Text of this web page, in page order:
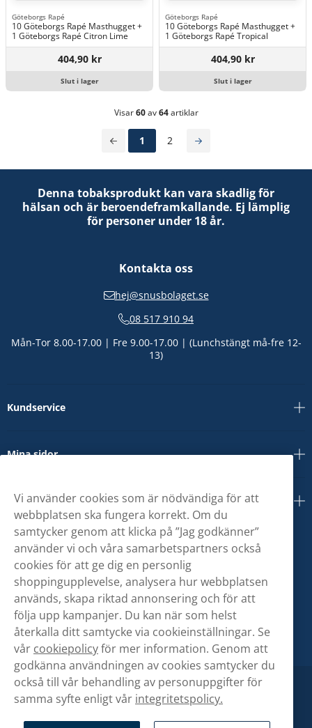
Göteborgs Rapé
10 Göteborgs Rapé Masthugget +
1 Göteborgs Rapé Citron Lime
404,90 kr
Slut i lager
Göteborgs Rapé
10 Göteborgs Rapé Masthugget +
1 Göteborgs Rapé Tropical
404,90 kr
Slut i lager
Visar60av64artiklar
1 2
Denna tobaksprodukt kan vara skadlig för
hälsan och är beroendeframkallande. Ej lämplig
för personer under 18 år.
Kontakta oss
hej@snusbolaget.se
08 517 910 94
Mån-Tor 8.00-17.00 | Fre 9.00-17.00 | (Lunchstängt må-fre 12-
13)
Kundservice
Mina sidor
Om oss
Vi använder cookies som är nödvändiga för att
webbplatsen ska fungera korrekt. Om du
samtycker genom att klicka på ”Jag godkänner”
använder vi och våra samarbetspartners också
cookies för att ge dig en personlig
shoppingupplevelse, analysera hur webbplatsen
används, skapa riktad annonsering och för att
följa upp kampanjer. Du kan när som helst
återkalla ditt samtycke via cookieinställningar. Se
vår cookiepolicyför mer information. Genom att
godkänna användningen av cookies samtycker du
också till vår behandling av personuppgifter för
samma syfte enligt vår integritetspolicy.